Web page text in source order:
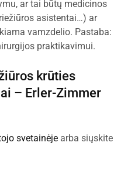
ar tai būtų medicinos
asistentai…) ar
vamzdelio. Pastaba:
praktikavimui.
krūties
– Erler-Zimmer
svetainėje arba siųskite